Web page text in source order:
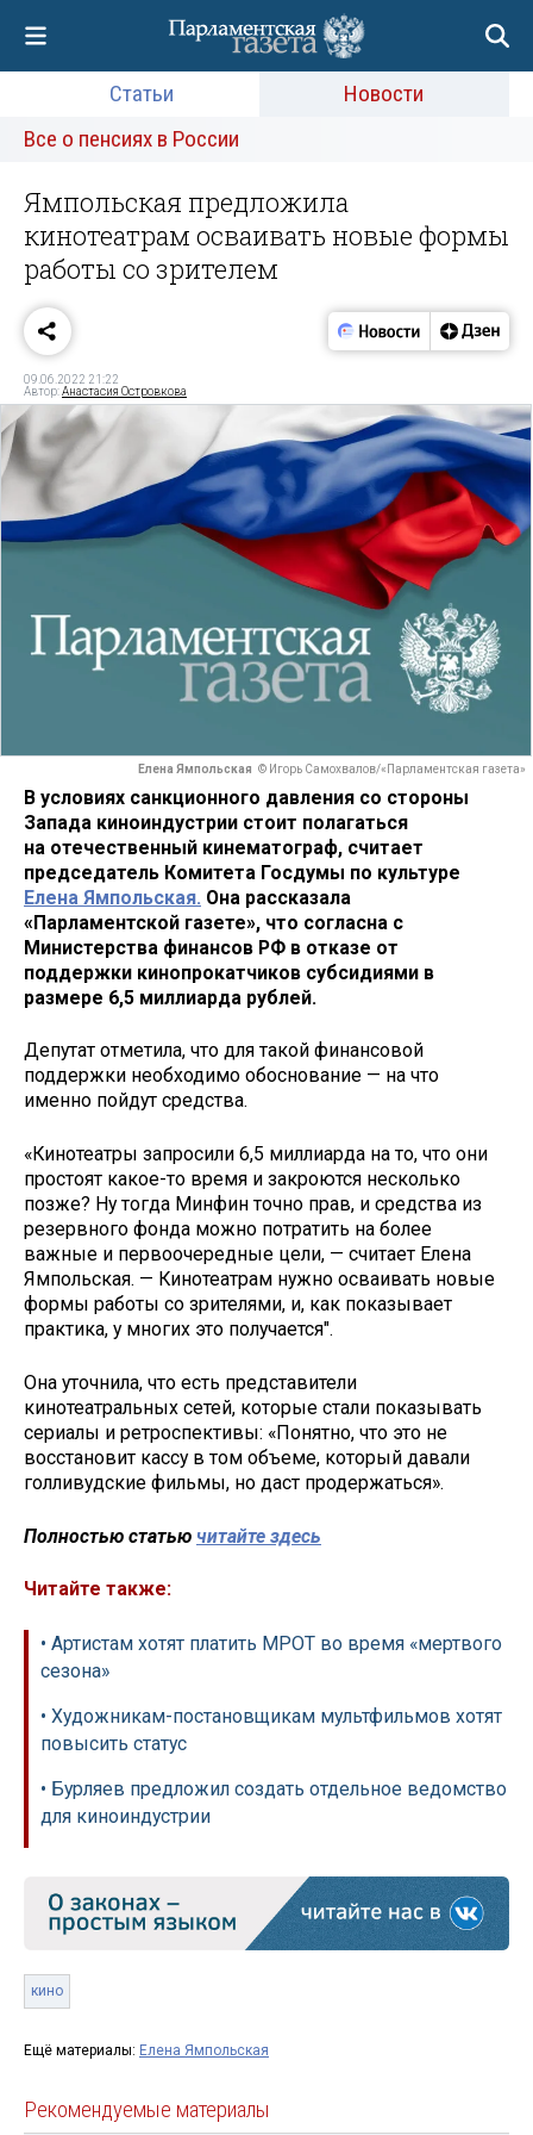
Статьи
Новости
Все о пенсиях в России
Ямпольская предложила
кинотеатрам осваивать новые формы
работы со зрителем
09.06.2022 21:22
Автор:Анастасия Островкова
Елена Ямпольская © Игорь Самохвалов/«Парламентская газета»
В условиях санкционного давления со стороны
Запада киноиндустрии стоит полагаться
на отечественный кинематограф, считает
председатель Комитета Госдумы по культуре
Елена Ямпольская. Она рассказала
«Парламентской газете», что согласна с
Министерства финансов РФ в отказе от
поддержки кинопрокатчиков субсидиями в
размере 6,5 миллиарда рублей.
Депутат отметила, что для такой финансовой
поддержки необходимо обоснование — на что
именно пойдут средства.
«Кинотеатры запросили 6,5 миллиарда на то, что они
простоят какое-то время и закроются несколько
позже? Ну тогда Минфин точно прав, и средства из
резервного фонда можно потратить на более
важные и первоочередные цели, — считает Елена
Ямпольская. — Кинотеатрам нужно осваивать новые
формы работы со зрителями, и, как показывает
практика, у многих это получается".
Она уточнила, что есть представители
кинотеатральных сетей, которые стали показывать
сериалы и ретроспективы: «Понятно, что это не
восстановит кассу в том объеме, который давали
голливудские фильмы, но даст продержаться».
Полностью статью читайте здесь
Читайте также:
• Артистам хотят платить МРОТ во время «мертвого
сезона»
• Художникам-постановщикам мультфильмов хотят
повысить статус
• Бурляев предложил создать отдельное ведомство
для киноиндустрии
кино
Ещё материалы: Елена Ямпольская
Рекомендуемые материалы